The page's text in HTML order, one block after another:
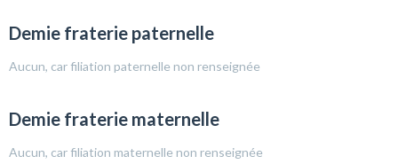
Demie fraterie paternelle
Aucun, car filiation paternelle non renseignée
Demie fraterie maternelle
Aucun, car filiation maternelle non renseignée